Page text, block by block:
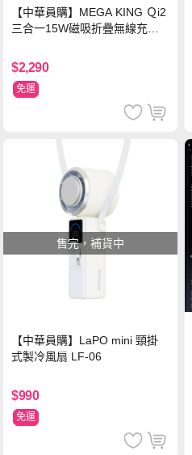
【中華員購】MEGA KING Ｑi2
三合一15W磁吸折疊無線充電
$2,290
免運
售完，補貨中
【中華員購】LaPO mini 頸掛
式製冷風扇 LF-06
$990
免運